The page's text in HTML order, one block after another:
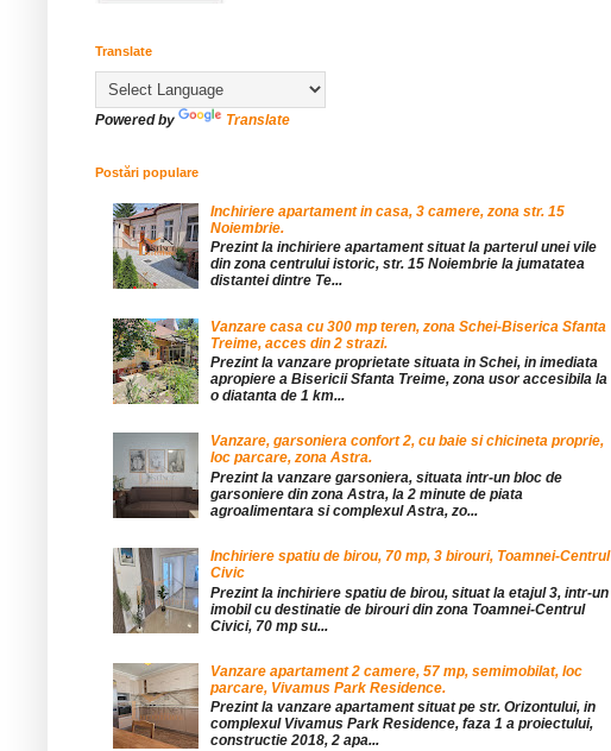
Translate
Powered by Translate
Postări populare
Inchiriere apartament in casa, 3 camere, zona str. 15
Noiembrie.
Prezint la inchiriere apartament situat la parterul unei vile
din zona centrului istoric, str. 15 Noiembrie la jumatatea
distantei dintre Te...
Vanzare casa cu 300 mp teren, zona Schei-Biserica Sfanta
Treime, acces din 2 strazi.
Prezint la vanzare proprietate situata in Schei, in imediata
apropiere a Bisericii Sfanta Treime, zona usor accesibila la
o diatanta de 1 km...
Vanzare, garsoniera confort 2, cu baie si chicineta proprie,
loc parcare, zona Astra.
Prezint la vanzare garsoniera, situata intr-un bloc de
garsoniere din zona Astra, la 2 minute de piata
agroalimentara si complexul Astra, zo...
Inchiriere spatiu de birou, 70 mp, 3 birouri, Toamnei-Centrul
Civic
Prezint la inchiriere spatiu de birou, situat la etajul 3, intr-un
imobil cu destinatie de birouri din zona Toamnei-Centrul
Civici, 70 mp su...
Vanzare apartament 2 camere, 57 mp, semimobilat, loc
parcare, Vivamus Park Residence.
Prezint la vanzare apartament situat pe str. Orizontului, in
complexul Vivamus Park Residence, faza 1 a proiectului,
constructie 2018, 2 apa...